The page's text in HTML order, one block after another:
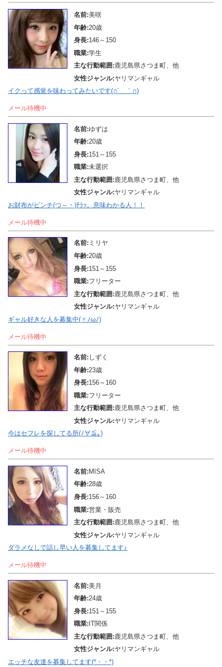
名前:美咲
年齢:20歳
身長:146～150
職業:学生
主な行動範囲:鹿児島県さつま町、他
女性ジャンル:ヤリマンギャル
イクって感覚を味わってみたいです(∩´＿｀∩)
メール待機中
名前:ゆずは
年齢:20歳
身長:151～155
職業:未選択
主な行動範囲: 鹿児島県さつま町、他
女性ジャンル:ヤリマンギャル
お財布がピンチ(つ～・)ﾁﾗｯ。意味わかる人！！
メール待機中
名前: ミリヤ
年齢:20歳
身長:151～155
職業:フリーター
主な行動範囲: 鹿児島県さつま町、他
女性ジャンル:ヤリマンギャル
ギャル好きな人を募集中(〃ﾉωﾉ)
メール待機中
名前: しずく
年齢:23歳
身長:156～160
職業:フリーター
主な行動範囲:鹿児島県さつま町、他
女性ジャンル:ヤリマンギャル
今はセフレを探してる所(ﾉ∀≦｡)
メール待機中
名前: MISA
年齢:28歳
身長:156～160
職業:営業・販売
主な行動範囲:鹿児島県さつま町、他
女性ジャンル:ヤリマンギャル
ダラメなしで話し早い人を募集してます♪
メール待機中
名前:美月
年齢:24歳
身長:151～155
職業: IT関係
主な行動範囲: 鹿児島県さつま町、他
女性ジャンル:ヤリマンギャル
エッチな友達を募集してます(*・・*)